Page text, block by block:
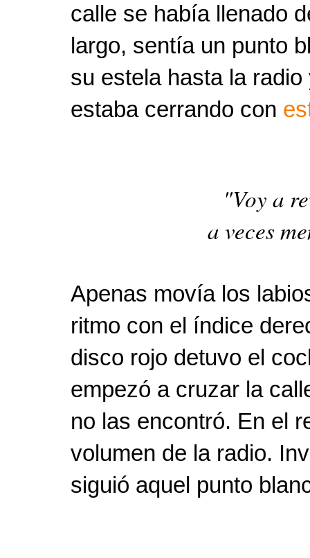
calle se había llenado
largo, sentía un punto
su estela hasta la
estaba cerrando con
"Voy a
a veces
Apenas movía los
ritmo con el índice
disco rojo detuvo el
empezó a cruzar la
no las encontró. En el
volumen de la radio.
siguió aquel punto